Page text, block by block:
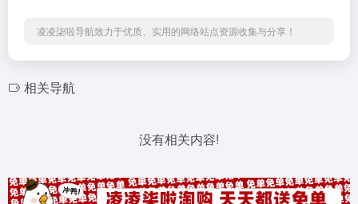
凌凌柒啦导航致力于优质、实用的网络站点资源收集与分享！
相关导航
没有相关内容!